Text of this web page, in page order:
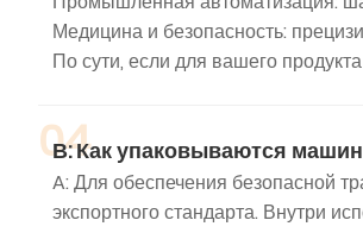
Медицина и безопасность:
По сути, если для вашего
04
В: Как упаковываются
A: Для обеспечения безопасной
экспортного стандарта. Внутри